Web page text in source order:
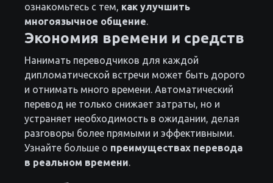
ознакомьтесь с тем, как улучшить
многоязычное общение
Экономия времени и средств
Нанимать переводчиков для каждой
дипломатической встречи может быть дорого
и отнимать много времени. Автоматический
перевод не только снижает затраты, но и
устраняет необходимость в ожидании, делая
разговоры более прямыми и эффективными.
Узнайте больше о преимуществах перевода
в реальном времени